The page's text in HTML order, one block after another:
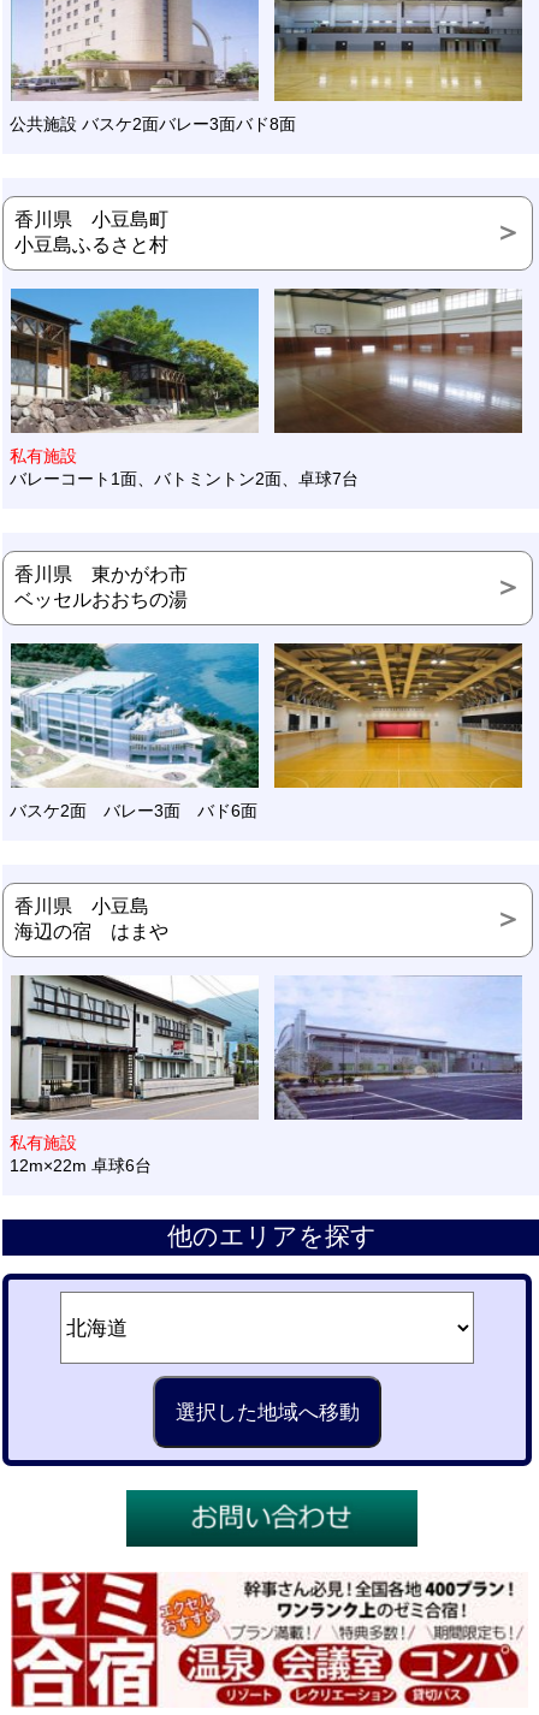
公共施設 バスケ2面バレー3面バド8面
香川県 小豆島町
小豆島ふるさと村
私有施設
バレーコート1面、バトミントン2面、卓球7台
香川県 東かがわ市
ベッセルおおちの湯
バスケ2面 バレー3面 バド6面
香川県 小豆島
海辺の宿 はまや
私有施設
12m×22m 卓球6台
他のエリアを探す